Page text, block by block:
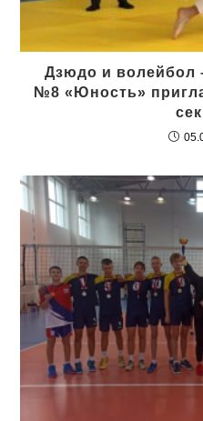
Дзюдо и волейбол
№8 «Юность»